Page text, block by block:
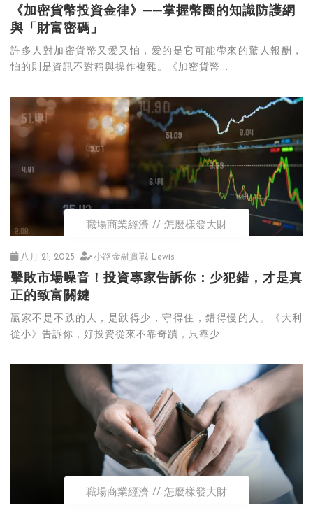
《加密貨幣投資金律》──掌握幣圈的知識防護網
與「財富密碼」
許多人對加密貨幣又愛又怕，愛的是它可能帶來的驚人報酬，
怕的則是資訊不對稱與操作複雜。《加密貨幣...
職場商業經濟 怎麼樣發大財
八月 21, 2025 小路金融實戰 Lewis
擊敗市場噪音！投資專家告訴你：少犯錯，才是真
正的致富關鍵
贏家不是不跌的人，是跌得少，守得住，錯得慢的人。《大利
從小》告訴你，好投資從來不靠奇蹟，只靠少...
職場商業經濟 怎麼樣發大財